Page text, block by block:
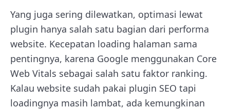
Yang juga sering dilewatkan, optimasi lewat
plugin hanya salah satu bagian dari performa
website. Kecepatan loading halaman sama
pentingnya, karena Google menggunakan Core
Web Vitals sebagai salah satu faktor ranking.
Kalau website sudah pakai plugin SEO tapi
loadingnya masih lambat, ada kemungkinan